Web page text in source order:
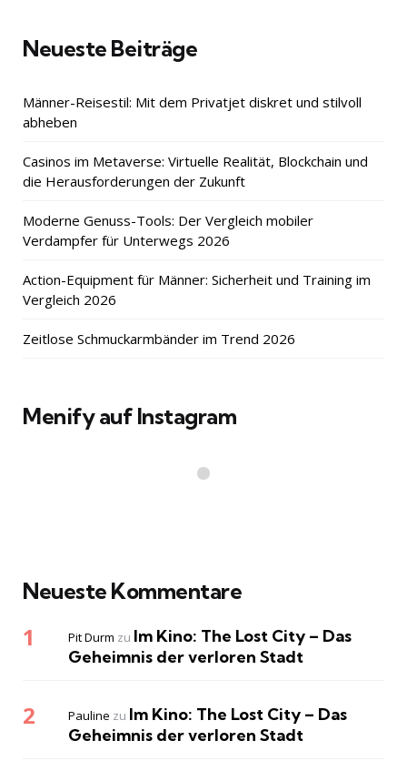
Neueste Beiträge
Männer-Reisestil: Mit dem Privatjet diskret und stilvoll
abheben
Casinos im Metaverse: Virtuelle Realität, Blockchain und
die Herausforderungen der Zukunft
Moderne Genuss-Tools: Der Vergleich mobiler
Verdampfer für Unterwegs 2026
Action-Equipment für Männer: Sicherheit und Training im
Vergleich 2026
Zeitlose Schmuckarmbänder im Trend 2026
Menify auf Instagram
Neueste Kommentare
Pit Durm zu Im Kino: The Lost City – Das
Geheimnis der verloren Stadt
Pauline zu Im Kino: The Lost City – Das
Geheimnis der verloren Stadt